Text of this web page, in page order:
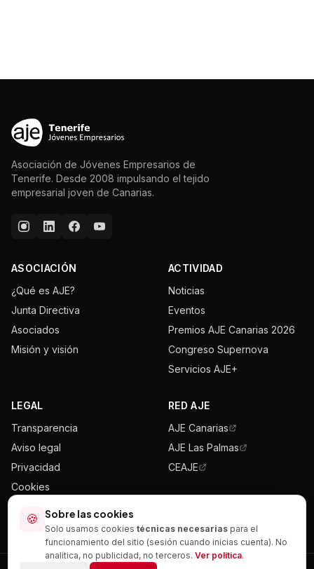
Asociación de Jóvenes Empresarios de
Tenerife. Desde 2008 impulsando el tejido
empresarial joven de Canarias.
ASOCIACIÓN
¿Qué es AJE?
Junta Directiva
Asociados
Misión y visión
ACTIVIDAD
Noticias
Eventos
Premios AJE Canarias 2026
Congreso Supernova
Servicios AJE+
LEGAL
Transparencia
Aviso legal
Privacidad
Cookies
RED AJE
AJE Canarias
AJE Las Palmas
CEAJE
🍪 Sobre las cookies
Solo usamos cookies técnicas necesarias para el
funcionamiento del sitio (sesión cuando inicias cuenta). No
analítica, no publicidad, no terceros. Ver política.